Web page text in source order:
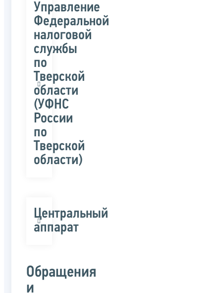
Управление
Федеральной
налоговой
службы
по
Тверской
области
(УФНС
России
по
Тверской
области)
Центральный
аппарат
Обращения
и